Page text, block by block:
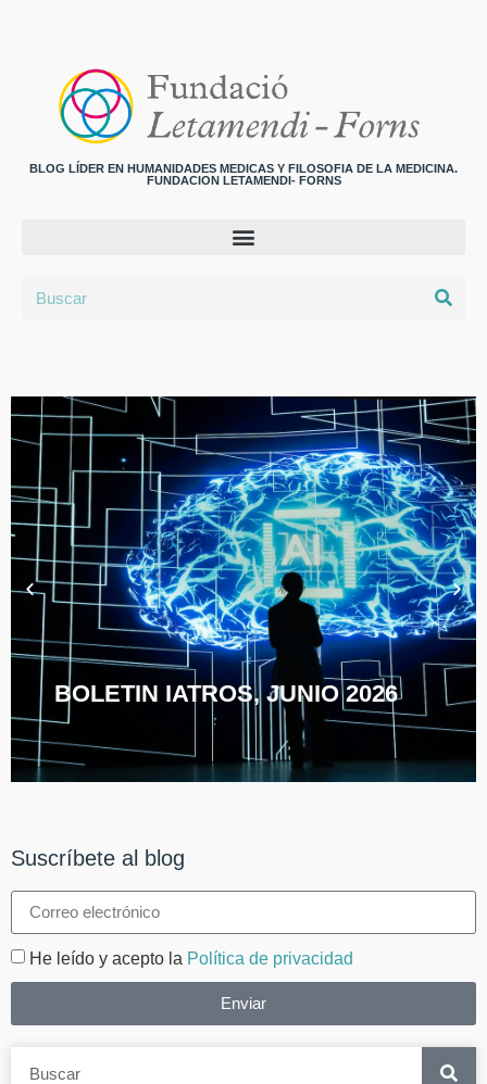
BLOG LÍDER EN HUMANIDADES MEDICAS Y FILOSOFIA DE LA MEDICINA.
FUNDACION LETAMENDI- FORNS
BOLETIN IATROS, JUNIO 2026
Suscríbete al blog
He leído y acepto la Política de privacidad
Enviar